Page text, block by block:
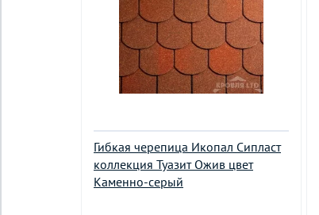
Гибкая черепица Икопал Сипласт
коллекция Туазит Ожив цвет
Каменно-серый